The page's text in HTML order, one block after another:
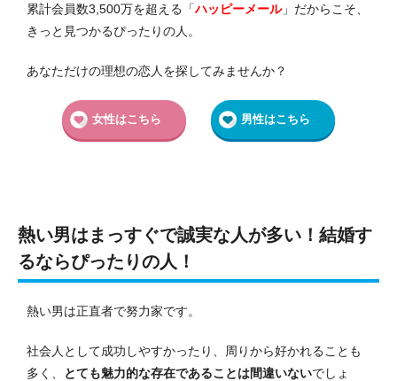
累計会員数3,500万を超える「ハッピーメール」だからこそ、
きっと見つかるぴったりの人。
あなただけの理想の恋人を探してみませんか？
女性はこちら 男性はこちら
熱い男はまっすぐで誠実な人が多い！結婚す
るならぴったりの人！
熱い男は正直者で努力家です。
社会人として成功しやすかったり、周りから好かれることも
多く、
とても魅力的な存在であることは間違いないでしょ